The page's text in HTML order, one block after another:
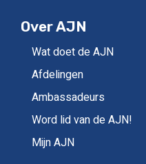
Over AJN
Wat doet de AJN
Afdelingen
Ambassadeurs
Word lid van de AJN!
Mijn AJN